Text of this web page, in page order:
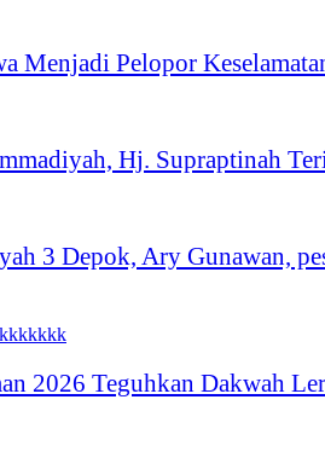
Menjadi Pelopor
Hj. Supraptinah
3 Depok, Ary Gunawan,
2026 Teguhkan Dakwah